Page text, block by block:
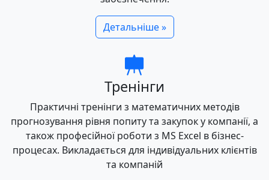
Детальніше »
Тренінги
Практичні тренінги з математичних методів
прогнозування рівня попиту та закупок у компанії, а
також професійної роботи з MS Excel в бізнес-
процесах. Викладається для індивідуальних клієнтів
та компаній